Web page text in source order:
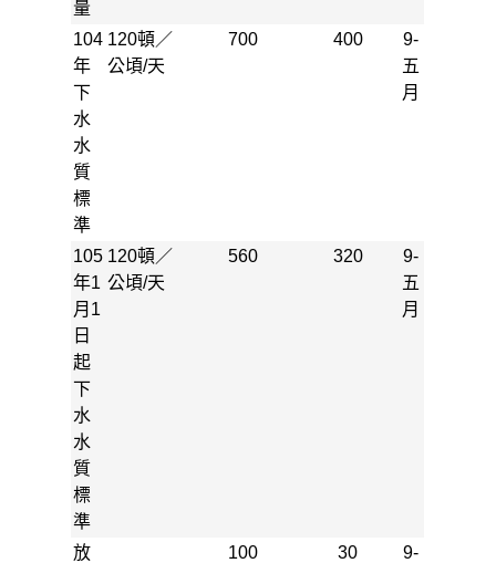
量
104
年
下
水
水
質
標
準
120頓／
公頃/天
700 400
9-
五
月
105
年1
月1
日
起
下
水
水
質
標
準
120頓／
公頃/天
560 320
9-
五
月
放
100 30
9-